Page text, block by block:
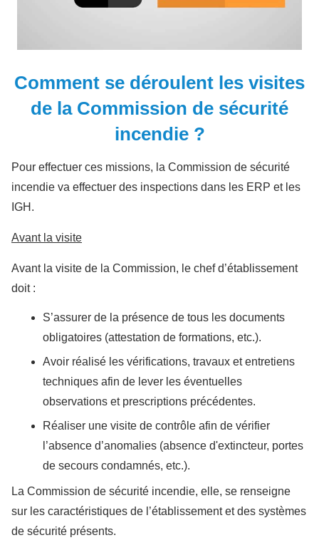
Comment se déroulent les visites
de la Commission de sécurité
incendie ?
Pour effectuer ces missions, la Commission de sécurité
incendie va effectuer des inspections dans les ERP et les
IGH.
Avant la visite
Avant la visite de la Commission, le chef d’établissement
doit :
S’assurer de la présence de tous les documents
obligatoires (attestation de formations, etc.).
Avoir réalisé les vérifications, travaux et entretiens
techniques afin de lever les éventuelles
observations et prescriptions précédentes.
Réaliser une visite de contrôle afin de vérifier
l’absence d’anomalies (absence d'extincteur, portes
de secours condamnés, etc.).
La Commission de sécurité incendie, elle, se renseigne
sur les caractéristiques de l’établissement et des systèmes
de sécurité présents.